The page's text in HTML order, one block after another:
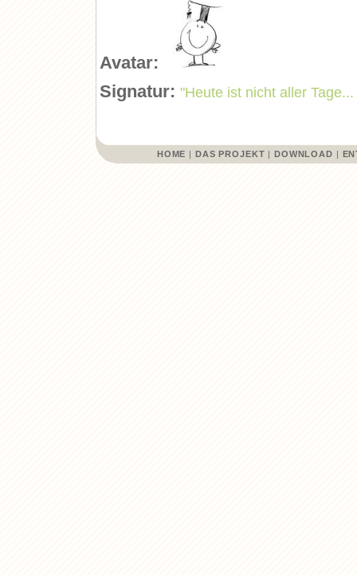
Avatar:
Signatur: "Heute ist nicht aller
HOME | DAS PROJEKT | DOWNLOAD |